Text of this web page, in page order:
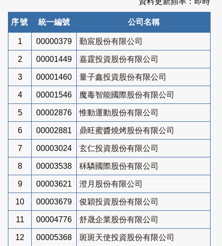
序號 統一編號 公司名稱
1 00000379 勤宸股份有限公司
2 00001449 嘉霆投資股份有限公司
3 00001460 量子鑫投資股份有限公司
4 00001546 魔毒智能國際股份有限公司
5 00002876 惟動運動股份有限公司
6 00002881 鼎旺蜜醬燒烤股份有限公司
7 00003024 玄仁投資股份有限公司
8 00003538 秝驎國際股份有限公司
9 00003621 澄月股份有限公司
10 00003679 俊穎投資股份有限公司
11 00004776 舒晟企業股份有限公司
12 00005368 斑斑天使投資股份有限公司